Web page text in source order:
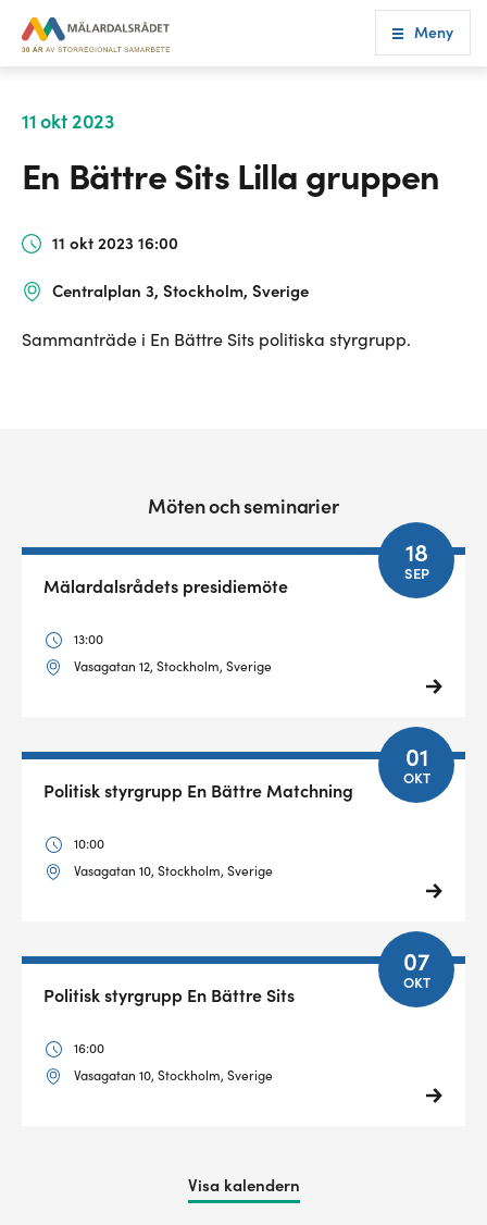
Meny
11 okt 2023
En Bättre Sits Lilla gruppen
11 okt 2023 16:00
Centralplan 3, Stockholm, Sverige
Sammanträde i En Bättre Sits politiska styrgrupp.
Möten och seminarier
18
SEP
Mälardalsrådets presidiemöte
13:00
Vasagatan 12, Stockholm, Sverige
01
OKT
Politisk styrgrupp En Bättre Matchning
10:00
Vasagatan 10, Stockholm, Sverige
07
OKT
Politisk styrgrupp En Bättre Sits
16:00
Vasagatan 10, Stockholm, Sverige
Visa kalendern